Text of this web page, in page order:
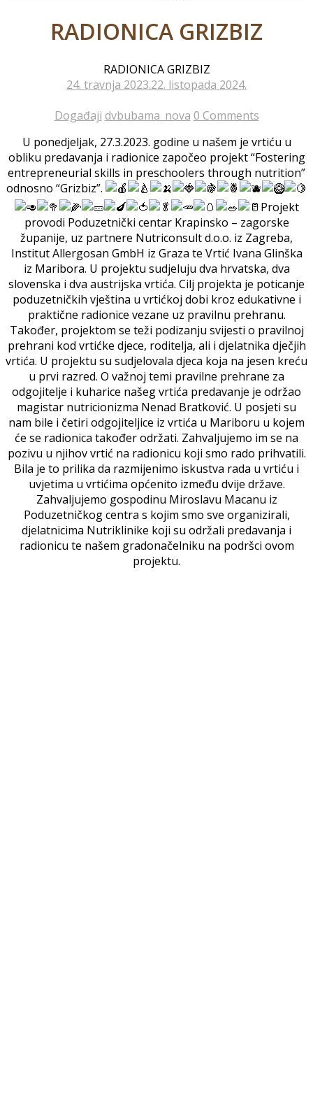
RADIONICA GRIZBIZ
RADIONICA GRIZBIZ
24. travnja 2023.22. listopada 2024.
Događaji dvbubama_nova 0 Comments
U ponedjeljak, 27.3.2023. godine u našem je vrtiću u
obliku predavanja i radionice započeo projekt “Fostering
entrepreneurial skills in preschoolers through nutrition”
odnosno “Grizbiz”.
Projekt
provodi Poduzetnički centar Krapinsko – zagorske
županije, uz partnere Nutriconsult d.o.o. iz Zagreba,
Institut Allergosan GmbH iz Graza te Vrtić Ivana Glinška
iz Maribora. U projektu sudjeluju dva hrvatska, dva
slovenska i dva austrijska vrtića. Cilj projekta je poticanje
poduzetničkih vještina u vrtićkoj dobi kroz edukativne i
praktične radionice vezane uz pravilnu prehranu.
Također, projektom se teži podizanju svijesti o pravilnoj
prehrani kod vrtićke djece, roditelja, ali i djelatnika dječjih
vrtića. U projektu su sudjelovala djeca koja na jesen kreću
u prvi razred. O važnoj temi pravilne prehrane za
odgojitelje i kuharice našeg vrtića predavanje je održao
magistar nutricionizma Nenad Bratković. U posjeti su
nam bile i četiri odgojiteljice iz vrtića u Mariboru u kojem
će se radionica također održati. Zahvaljujemo im se na
pozivu u njihov vrtić na radionicu koji smo rado prihvatili.
Bila je to prilika da razmijenimo iskustva rada u vrtiću i
uvjetima u vrtićima općenito između dvije države.
Zahvaljujemo gospodinu Miroslavu Macanu iz
Poduzetničkog centra s kojim smo sve organizirali,
djelatnicima Nutriklinike koji su održali predavanja i
radionicu te našem gradonačelniku na podršci ovom
projektu.